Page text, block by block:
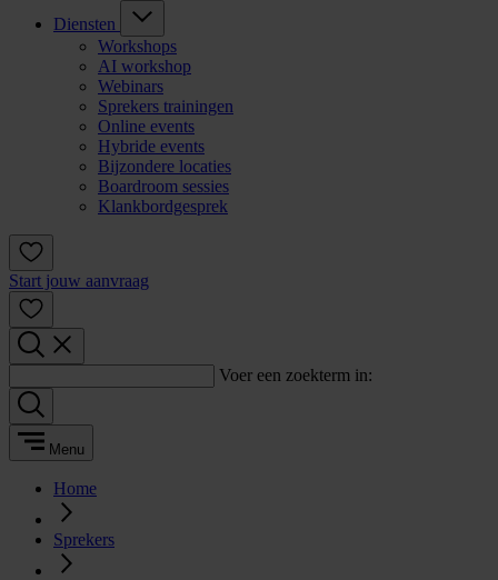
Diensten
Workshops
AI workshop
Webinars
Sprekers trainingen
Online events
Hybride events
Bijzondere locaties
Boardroom sessies
Klankbordgesprek
Start jouw aanvraag
Voer een zoekterm in:
Menu
Home
Sprekers